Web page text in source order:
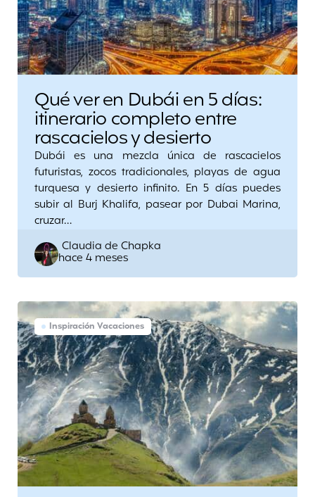
Qué ver en Dubái en 5 días:
itinerario completo entre
rascacielos y desierto
Dubái es una mezcla única de rascacielos
futuristas, zocos tradicionales, playas de agua
turquesa y desierto infinito. En 5 días puedes
subir al Burj Khalifa, pasear por Dubai Marina,
cruzar…
Posted
by
Claudia de Chapka
hace 4 meses
Inspiración Vacaciones